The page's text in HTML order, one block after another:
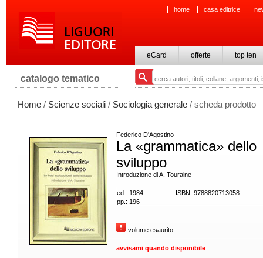
home casa editrice
eCard offerte top ten
catalogo tematico
Home / Scienze sociali / Sociologia generale / scheda prodotto
Federico D'Agostino
La «grammatica» dello
sviluppo
Introduzione di A. Touraine
ed.: 1984
ISBN: 9788820713058
pp.: 196
volume esaurito
avvisami quando disponibile